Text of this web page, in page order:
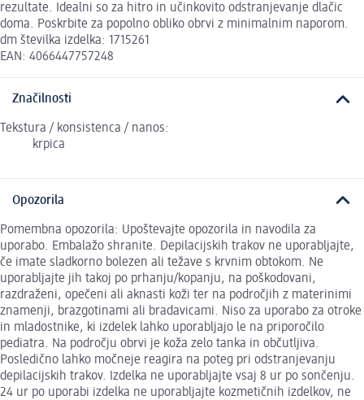
rezultate. Idealni so za hitro in učinkovito odstranjevanje dlačic
doma. Poskrbite za popolno obliko obrvi z minimalnim naporom.
dm številka izdelka: 1715261
EAN: 4066447757248
Značilnosti
Tekstura / konsistenca / nanos:
krpica
Opozorila
Pomembna opozorila: Upoštevajte opozorila in navodila za
uporabo. Embalažo shranite. Depilacijskih trakov ne uporabljajte,
če imate sladkorno bolezen ali težave s krvnim obtokom. Ne
uporabljajte jih takoj po prhanju/kopanju, na poškodovani,
razdraženi, opečeni ali aknasti koži ter na področjih z materinimi
znamenji, brazgotinami ali bradavicami. Niso za uporabo za otroke
in mladostnike, ki izdelek lahko uporabljajo le na priporočilo
pediatra. Na področju obrvi je koža zelo tanka in občutljiva.
Posledično lahko močneje reagira na poteg pri odstranjevanju
depilacijskih trakov. Izdelka ne uporabljajte vsaj 8 ur po sončenju.
24 ur po uporabi izdelka ne uporabljajte kozmetičnih izdelkov, ne